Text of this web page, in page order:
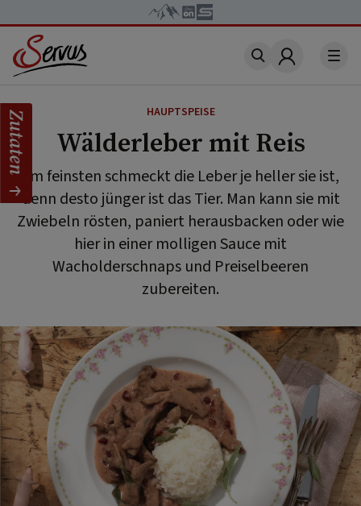
Account
HAUPTSPEISE
Wälderleber mit Reis
Am feinsten schmeckt die Leber je heller sie ist,
denn desto jünger ist das Tier. Man kann sie mit
Zwiebeln rösten, paniert herausbacken oder wie
hier in einer molligen Sauce mit
Wacholderschnaps und Preiselbeeren
zubereiten.
Zutaten